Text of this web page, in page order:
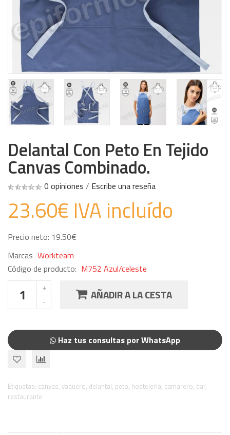
Delantal Con Peto En Tejido
Canvas Combinado.
0 opiniones / Escribe una reseña
23.60€ IVA incluído
Precio neto: 19.50€
Marcas Workteam
Código de producto: M752 Azul/celeste
AÑADIR A LA CESTA
Haz tus consultas por WhatsApp
Etiquetas: canvas, vaquero, delantal, peto, hostelería, camarero, bar,
restaurante